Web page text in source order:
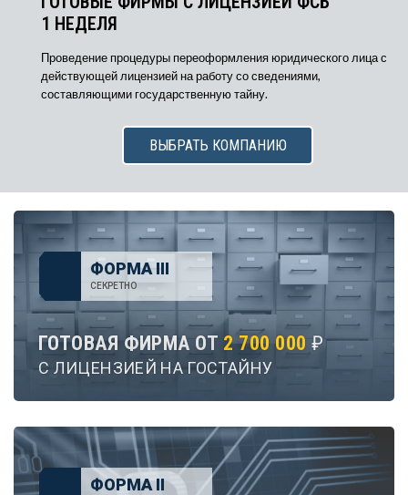
1 НЕДЕЛЯ
Проведение процедуры переоформления юридического лица с
действующей лицензией на работу со сведениями,
составляющими государственную тайну.
ВЫБРАТЬ КОМПАНИЮ
ФОРМА III
СЕКРЕТНО
ГОТОВАЯ ФИРМА ОТ 2 700 000 ₽
С ЛИЦЕНЗИЕЙ НА ГОСТАЙНУ
ФОРМА II